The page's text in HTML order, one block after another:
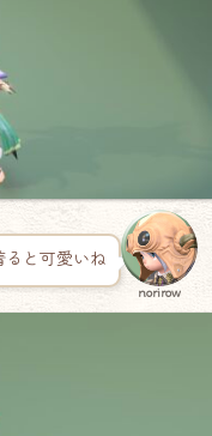
ると可愛いね
norirow